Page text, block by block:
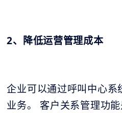
2、降低运营管理成本
企业可以通过呼叫中心系
业务。 客户关系管理功